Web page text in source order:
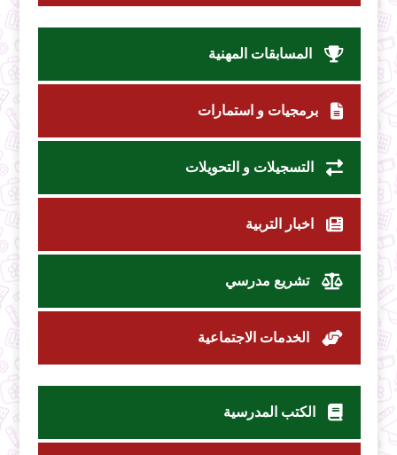
المسابقات المهنية
برمجيات و استمارات
التسجيلات و التحويلات
اخبار التربية
تشريع مدرسي
الخدمات الاجتماعية
الكتب المدرسية